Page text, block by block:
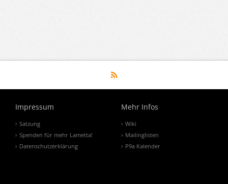
Impressum
Satzung
Spenden für mehr Lametta!
Datenschutzerklärung
Mehr Infos
Wiki
Mailinglisten
P9a Kalender